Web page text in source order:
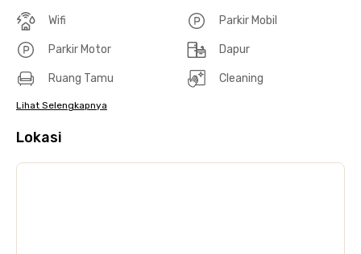
Wifi Parkir Mobil
Parkir Motor Dapur
Ruang Tamu Cleaning
Lihat Selengkapnya
Lokasi